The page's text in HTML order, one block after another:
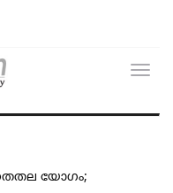
യോഗം;